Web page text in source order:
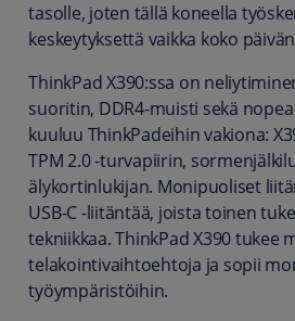
tasolle, joten tällä koneella
keskeytyksettä vaikka koko
ThinkPad X390:ssa on
suoritin, DDR4-muisti sekä
kuuluu ThinkPadeihin vakiona:
TPM 2.0 -turvapiirin,
älykortinlukijan. Monipuoliset
USB-C -liitäntää, joista toinen
tekniikkaa. ThinkPad X390 tukee
telakointivaihtoehtoja ja sopii
työympäristöihin.